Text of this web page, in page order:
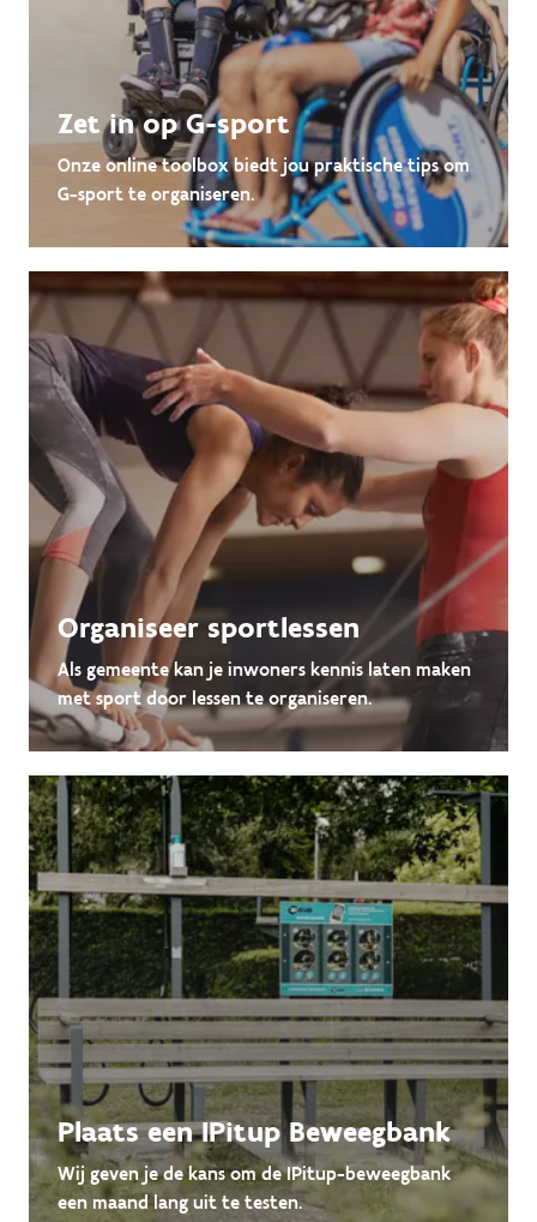
Zet in op G-sport
Onze online toolbox biedt jou praktische tips om
G-sport te organiseren.
Organiseer sportlessen
Als gemeente kan je inwoners kennis laten maken
met sport door lessen te organiseren.
Plaats een IPitup Beweegbank
Wij geven je de kans om de IPitup-beweegbank
een maand lang uit te testen.